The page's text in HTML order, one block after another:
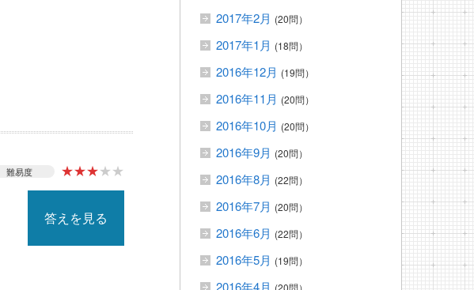
難易度 ★★★★★
答えを見る
2017年2月 (20問）
2017年1月 (18問）
2016年12月 (19問）
2016年11月 (20問）
2016年10月 (20問）
2016年9月 (20問）
2016年8月 (22問）
2016年7月 (20問）
2016年6月 (22問）
2016年5月 (19問）
2016年4月 (20問）